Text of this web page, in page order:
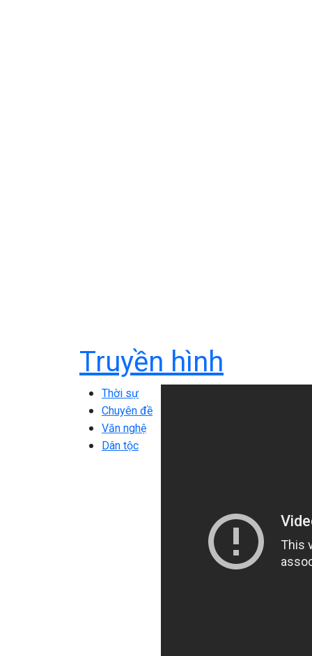
Truyền hình
Thời sự
Chuyên đề
Văn nghệ
Dân tộc